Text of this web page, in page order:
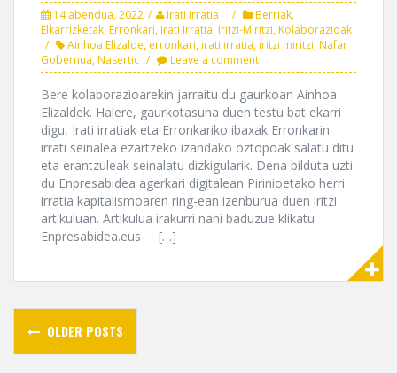
14 abendua, 2022 Irati Irratia Berriak,
Elkarrizketak,Erronkari,Irati Irratia,Iritzi-Miritzi,Kolaborazioak
Ainhoa Elizalde, erronkari,irati irratia,iritzi miritzi,Nafar
Gobernua,Nasertic Leave a comment
Bere kolaborazioarekin jarraitu du gaurkoan Ainhoa
Elizaldek. Halere, gaurkotasuna duen testu bat ekarri
digu, Irati irratiak eta Erronkariko ibaxak Erronkarin
irrati seinalea ezartzeko izandako oztopoak salatu ditu
eta erantzuleak seinalatu dizkigularik. Dena bilduta uzti
du Enpresabidea agerkari digitalean Pirinioetako herri
irratia kapitalismoaren ring-ean izenburua duen iritzi
artikuluan. Artikulua irakurri nahi baduzue klikatu
Enpresabidea.eus […]
Posts
navigation
OLDER POSTS